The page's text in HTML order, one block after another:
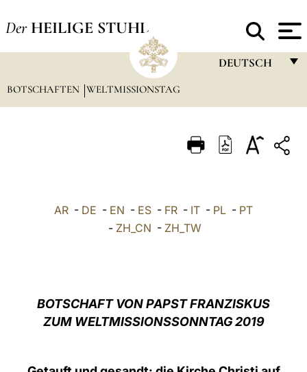
Der HEILIGE STUHL
DEUTSCH
ITALIANO
中文
LATINE
BOTSCHAFTEN WELTMISSIONSTAG
AR - DE - EN - ES - FR - IT - PL - PT
- ZH_CN - ZH_TW
BOTSCHAFT VON PAPST FRANZISKUS
ZUM WELTMISSIONSSONNTAG 2019